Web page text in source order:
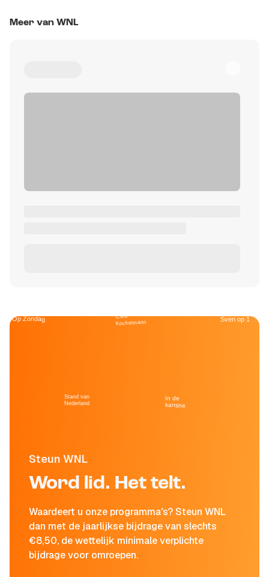
Meer van WNL
Steun WNL
Word lid. Het telt.
Waardeert u onze programma's? Steun WNL
dan met de jaarlijkse bijdrage van slechts
€8,50, de wettelijk minimale verplichte
bijdrage voor omroepen.
Op Zondag
Stand van
Nederland
Café
Kockelmann
In de
kantine
Sven op 1